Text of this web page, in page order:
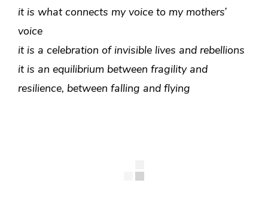
it is what connects my voice to my mothers’
voice
it is a celebration of invisible lives and rebellions
it is an equilibrium between fragility and
resilience, between falling and flying